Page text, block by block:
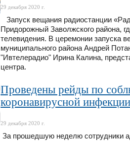
29 декабря 2020 г.
Запуск вещания радиостанции
Придорожный Заволжского района,
телевидения. В церемонии запуска
муниципального района Андрей
"Ивтелерадио" Ирина Калина,
центра.
Проведены рейды по
коронавирусной инфекции
29 декабря 2020 г.
За прошедшую неделю сотрудники